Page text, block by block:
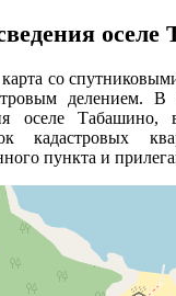
оселе
карта со
делением. В
оселе
кадастровых
пункта и